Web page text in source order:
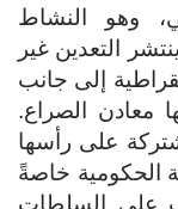
وهو النشاط
التعدين غير
إلى جانب
معادن الصراع.
على رأسها
الحكومية خاصةً
على السلطات